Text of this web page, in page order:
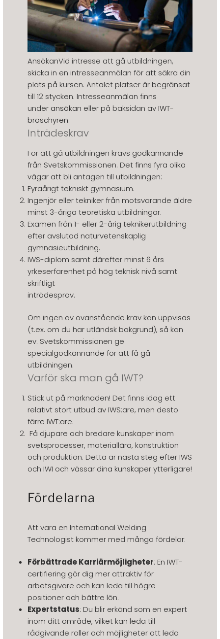
AnsökanVid intresse att gå utbildningen,
skicka in en intresseanmälan för att säkra din
plats på kursen. Antalet platser är begränsat
till 12 stycken. Intresseanmälan finns
under ansökan eller på baksidan avIWT-
broschyren.
Inträdeskrav
För att gå utbildningen krävs godkännande
från Svetskommissionen. Det finns fyra olika
vägar att bli antagen till utbildningen:
Fyraårigt tekniskt gymnasium.
Ingenjör eller tekniker från motsvarande äldre
minst 3-åriga teoretiska utbildningar.
Examen från 1- eller 2-årig teknikerutbildning
efter avslutad naturvetenskaplig
gymnasieutbildning.
IWS-diplom samt därefter minst 6 års
yrkeserfarenhet på hög teknisk nivå samt
skriftligt
inträdesprov.
Om ingen av ovanstående krav kan uppvisas
(t.ex. om du har utländsk bakgrund), så kan
ev. Svetskommissionen ge
specialgodkännande för att få gå
utbildningen.
Varför ska man gå IWT?
Stick ut på marknaden! Det finns idag ett
relativt stort utbud av IWS:are, men desto
färre IWT:are.
Få djupare och bredare kunskaper inom
svetsprocesser, materiallära, konstruktion
och produktion. Detta är nästa steg efter IWS
och IWI och vässar dina kunskaper ytterligare!
Fördelarna
Att vara en International Welding
Technologist kommer med många fördelar:
Förbättrade Karriärmöjligheter: En IWT-
certifiering gör dig mer attraktiv för
arbetsgivare och kan leda till högre
positioner och bättre lön.
Expertstatus: Du blir erkänd som en expert
inom ditt område, vilket kan leda till
rådgivande roller och möjligheter att leda